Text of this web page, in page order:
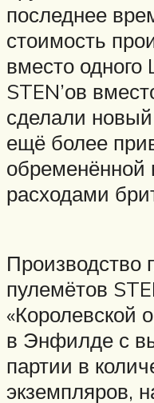
последнее
стоимость
вместо
STEN’ов
сделали
ещё более
расходами
Производство
пулемётов
«Королевской
в Энфилде с
партии в
экземпляров,